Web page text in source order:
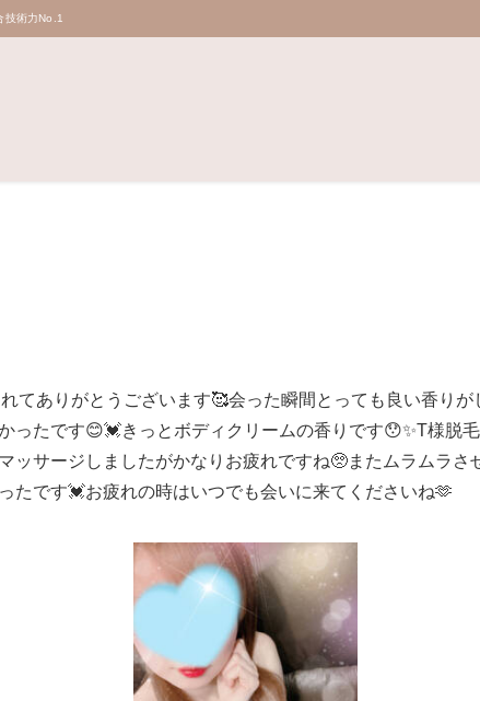
技術力No.1
てありがとうございます🥰会った瞬間とっても良い香り
ったです😊💓きっとボディクリームの香りです😯✨T様脱
ッサージしましたがかなりお疲れですね🥺またムラムラさ
たです💓お疲れの時はいつでも会いに来てくださいね🫶